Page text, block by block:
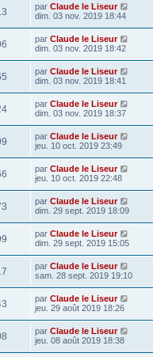
par Claude le Liseur
dim. 03 nov. 2019 18:44
par Claude le Liseur
dim. 03 nov. 2019 18:42
par Claude le Liseur
dim. 03 nov. 2019 18:41
par Claude le Liseur
dim. 03 nov. 2019 18:37
par Claude le Liseur
jeu. 10 oct. 2019 23:49
par Claude le Liseur
jeu. 10 oct. 2019 22:48
par Claude le Liseur
dim. 29 sept. 2019 18:09
par Claude le Liseur
dim. 29 sept. 2019 15:05
par Claude le Liseur
sam. 28 sept. 2019 19:10
par Claude le Liseur
jeu. 29 août 2019 18:26
par Claude le Liseur
jeu. 08 août 2019 18:38